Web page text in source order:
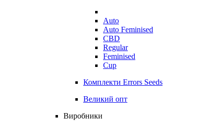
Auto
Auto Feminised
CBD
Regular
Feminised
Cup
Комплекти Errors Seeds
Великий опт
Виробники